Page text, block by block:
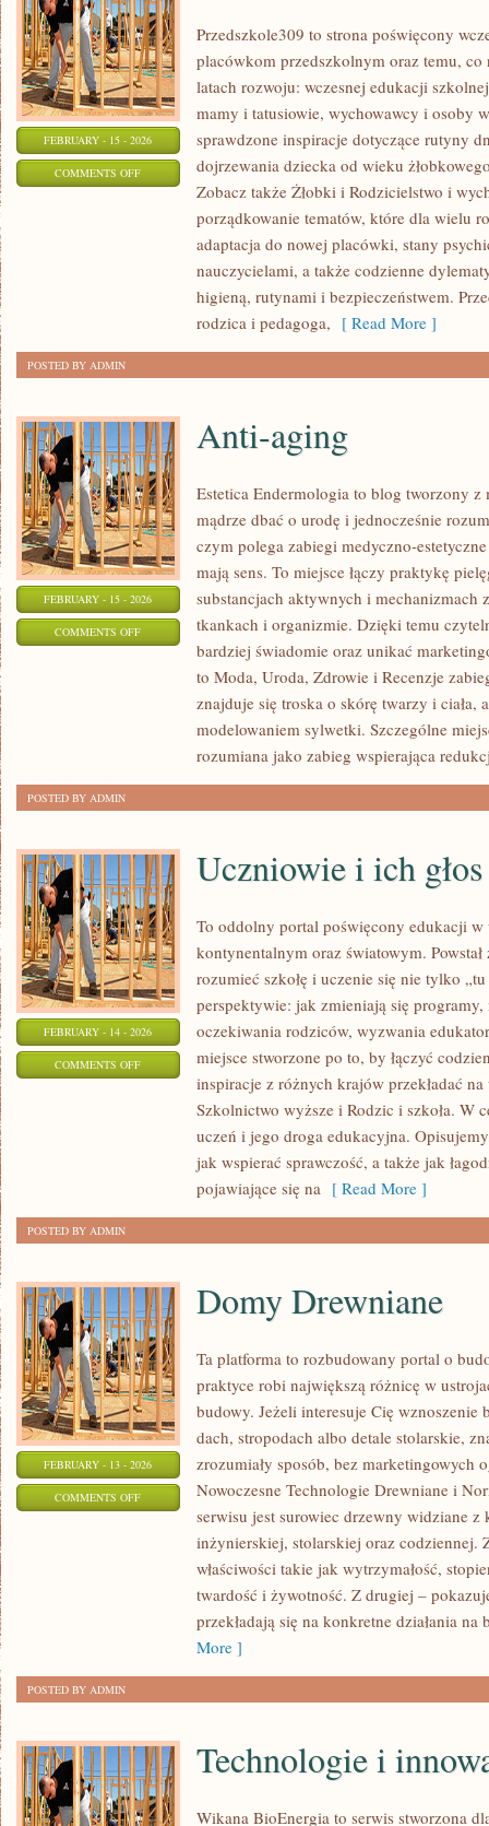
FEBRUARY - 15 - 2026
COMMENTS OFFON
WCZESNOSZKOLNA
Przedszkole309 to strona poświęcony
placówkom przedszkolnym oraz temu,
latach rozwoju: wczesnej edukacji
mamy i tatusiowie, wychowawcy i osoby
sprawdzone inspiracje dotyczące rutyny
dojrzewania dziecka od wieku
Zobacz także Żłobki i Rodzicielstwo i
porządkowanie tematów, które dla wielu
adaptacja do nowej placówki, stany
nauczycielami, a także codzienne
higieną, rutynami i bezpieczeństwem.
rodzica i pedagoga, [ Read More ]
POSTED BY ADMIN
FEBRUARY - 15 - 2026
COMMENTS OFFON
Anti-aging
Estetica Endermologia to blog tworzony z
mądrze dbać o urodę i jednocześnie
czym polega zabiegi medyczno-
mają sens. To miejsce łączy praktykę
substancjach aktywnych i mechanizmach
tkankach i organizmie. Dzięki temu
bardziej świadomie oraz unikać
to Moda, Uroda, Zdrowie i Recenzje
znajduje się troska o skórę twarzy i ciała,
modelowaniem sylwetki. Szczególne
rozumiana jako zabieg wspierająca
POSTED BY ADMIN
FEBRUARY - 14 - 2026
COMMENTS OFFON
UCZNIOWIE
Uczniowie i ich głos
To oddolny portal poświęcony edukacji
kontynentalnym oraz światowym.
rozumieć szkołę i uczenie się nie tylko
perspektywie: jak zmieniają się
oczekiwania rodziców, wyzwania
miejsce stworzone po to, by łączyć
inspiracje z różnych krajów przekładać
Szkolnictwo wyższe i Rodzic i szkoła. W
uczeń i jego droga edukacyjna.
jak wspierać sprawczość, a także jak
pojawiające się na [ Read More ]
POSTED BY ADMIN
FEBRUARY - 13 - 2026
COMMENTS OFFON
DREWNIANE
Domy Drewniane
Ta platforma to rozbudowany portal o
praktyce robi największą różnicę w
budowy. Jeżeli interesuje Cię wznoszenie
dach, stropodach albo detale stolarskie,
zrozumiały sposób, bez marketingowych
Nowoczesne Technologie Drewniane i
serwisu jest surowiec drzewny widziane
inżynierskiej, stolarskiej oraz codziennej.
właściwości takie jak wytrzymałość,
twardość i żywotność. Z drugiej –
przekładają się na konkretne działania na
More ]
POSTED BY ADMIN
Technologie i
Wikana BioEnergia to serwis stworzona